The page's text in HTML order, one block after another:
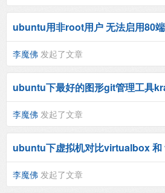
ubuntu用非root用户 无法启用80
李魔佛 发起了文章
ubuntu下最好的图形git管理工具
李魔佛 发起了文章
ubuntu下虚拟机对比virtualbox 和
李魔佛 发起了文章